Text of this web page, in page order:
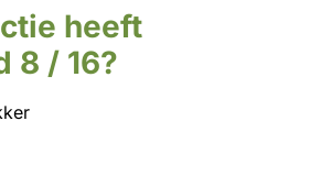
heeft
8 / 16?